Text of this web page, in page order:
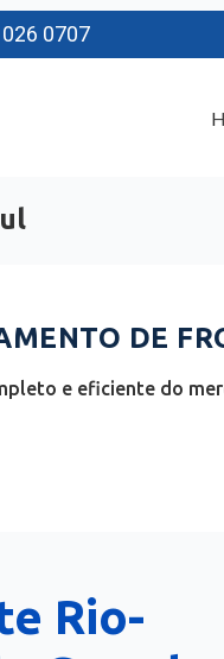
0707
DE
e eficiente do
Rio-